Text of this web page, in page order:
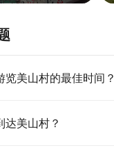
览美山村的最佳时间？
达美山村？